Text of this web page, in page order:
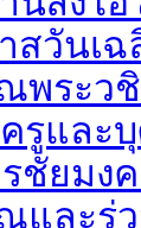
สวัน
ระว
และ
ชัยมง
ละร่